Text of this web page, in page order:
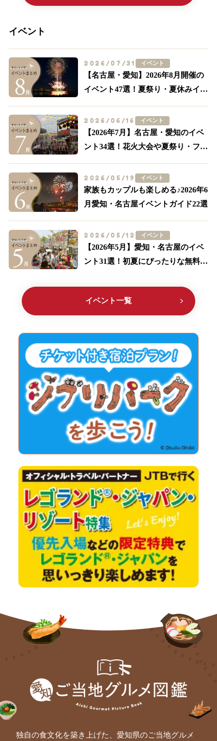
イベント
2026/07/31 イベント
【名古屋・愛知】2026年8月開催の
イベント47選！夏祭り・夏休みイベ
2026/06/16 イベント
【2026年7月】名古屋・愛知のイベ
ント34選！花火大会や夏祭り・フー
2026/05/19 イベント
家族もカップルも楽しめる♪2026年6
月愛知・名古屋イベントガイド22選
2026/05/12 イベント
【2026年5月】愛知・名古屋のイベ
ント31選！初夏にぴったりな無料の
イベント一覧
独自の食文化を築き上げた、愛知県のご当地グルメ